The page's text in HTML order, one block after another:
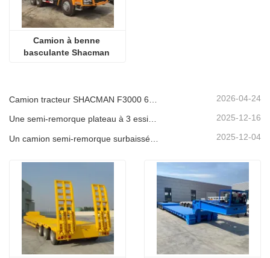
Camion à benne
basculante Shacman
2026-04-24
Une semi-remorque plateau à 3 essieux de 40 pieds sera expédiée au Ghana. 2025-12-16
2025-12-04